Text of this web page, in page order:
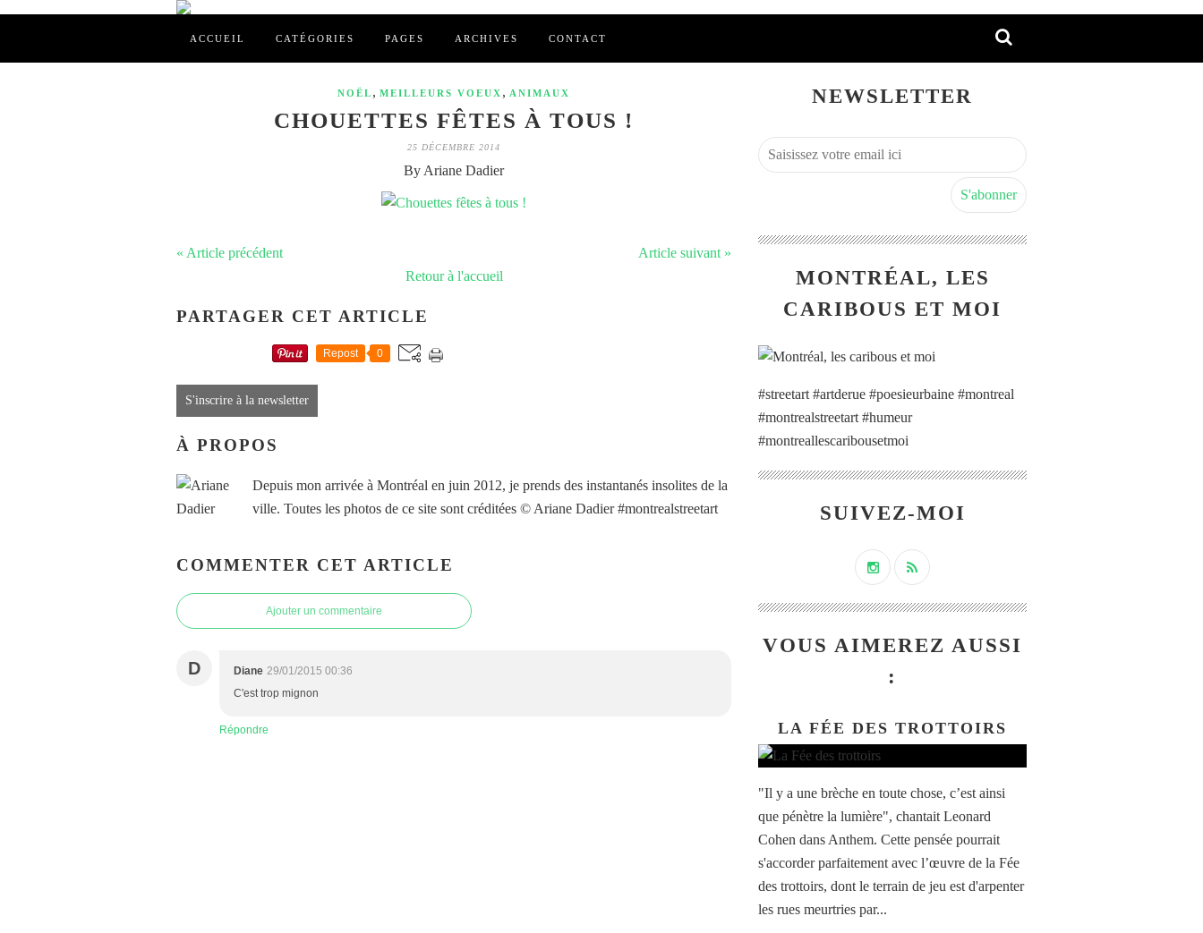
ACCUEIL CATÉGORIES PAGES ARCHIVES CONTACT
NOËL , MEILLEURS VOEUX , ANIMAUX
CHOUETTES FÊTES À TOUS !
25 DÉCEMBRE 2014
By Ariane Dadier
« Article précédent
Article suivant »
Retour à l'accueil
PARTAGER CET ARTICLE
Repost 0
S'inscrire à la newsletter
À PROPOS
Depuis mon arrivée à Montréal en juin 2012, je prends des instantanés insolites de la
ville. Toutes les photos de ce site sont créditées © Ariane Dadier #montrealstreetart
COMMENTER CET ARTICLE
Ajouter un commentaire
D Diane 29/01/2015 00:36
C'est trop mignon
Répondre
NEWSLETTER
MONTRÉAL, LES
CARIBOUS ET MOI
#streetart #artderue #poesieurbaine #montreal
#montrealstreetart #humeur
#montreallescaribousetmoi
SUIVEZ-MOI
VOUS AIMEREZ AUSSI
:
LA FÉE DES TROTTOIRS
"Il y a une brèche en toute chose, c’est ainsi
que pénètre la lumière", chantait Leonard
Cohen dans Anthem. Cette pensée pourrait
s'accorder parfaitement avec l’œuvre de la Fée
des trottoirs, dont le terrain de jeu est d'arpenter
les rues meurtries par...